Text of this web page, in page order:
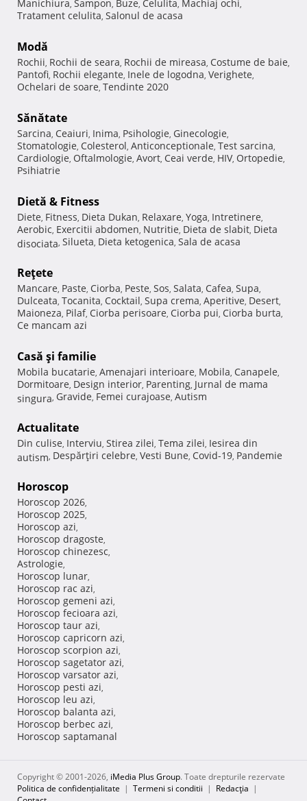
Manichiura, Sampon, Buze, Celulita, Machiaj ochi,
Tratament celulita, Salonul de acasa
Modă
Rochii, Rochii de seara, Rochii de mireasa, Costume de baie,
Pantofi, Rochii elegante, Inele de logodna, Verighete,
Ochelari de soare, Tendinte 2020
Sănătate
Sarcina, Ceaiuri, Inima, Psihologie, Ginecologie,
Stomatologie, Colesterol, Anticonceptionale, Test sarcina,
Cardiologie, Oftalmologie, Avort, Ceai verde, HIV, Ortopedie,
Psihiatrie
Dietă & Fitness
Diete, Fitness, Dieta Dukan, Relaxare, Yoga, Intretinere,
Aerobic, Exercitii abdomen, Nutritie, Dieta de slabit, Dieta
disociata, Silueta, Dieta ketogenica, Sala de acasa
Reţete
Mancare, Paste, Ciorba, Peste, Sos, Salata, Cafea, Supa,
Dulceata, Tocanita, Cocktail, Supa crema, Aperitive, Desert,
Maioneza, Pilaf, Ciorba perisoare, Ciorba pui, Ciorba burta,
Ce mancam azi
Casă şi familie
Mobila bucatarie, Amenajari interioare, Mobila, Canapele,
Dormitoare, Design interior, Parenting, Jurnal de mama
singura, Gravide, Femei curajoase, Autism
Actualitate
Din culise, Interviu, Stirea zilei, Tema zilei, Iesirea din
autism, Despărţiri celebre, Vesti Bune, Covid-19, Pandemie
Horoscop
Horoscop 2026,
Horoscop 2025,
Horoscop azi,
Horoscop dragoste,
Horoscop chinezesc,
Astrologie,
Horoscop lunar,
Horoscop rac azi,
Horoscop gemeni azi,
Horoscop fecioara azi,
Horoscop taur azi,
Horoscop capricorn azi,
Horoscop scorpion azi,
Horoscop sagetator azi,
Horoscop varsator azi,
Horoscop pesti azi,
Horoscop leu azi,
Horoscop balanta azi,
Horoscop berbec azi,
Horoscop saptamanal
Copyright © 2001-2026, iMedia Plus Group. Toate drepturile rezervate
Politica de confidențialitate | Termeni si conditii | Redacţia |